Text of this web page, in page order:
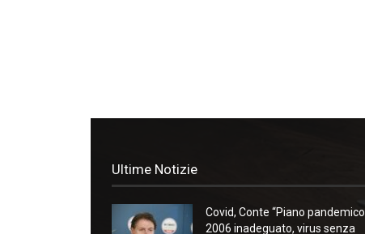
Ultime Notizie
Covid, Conte “Piano pandemico
2006 inadeguato, virus senza